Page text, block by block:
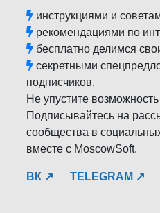
инструкциями и
рекомендациями по
бесплатно делимся
секретными
подписчиков.
Не упустите
Подписывайтесь на
сообщества в
вместе с MoscowSoft.
ВК ↗ TELEGRAM ↗